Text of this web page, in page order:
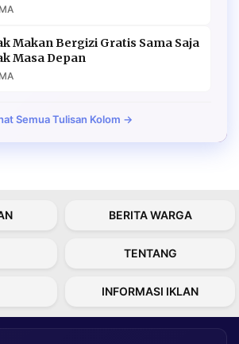
Makan Bergizi Gratis Sama Saja
Masa Depan
Semua Tulisan Kolom →
BERITA WARGA
TENTANG
INFORMASI IKLAN